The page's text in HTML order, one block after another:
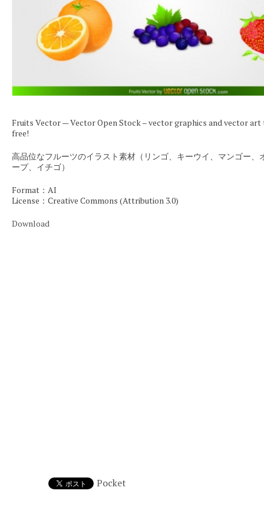
Fruits Vector — Vector Open Stock – vector graphics and vector
free!
高品位なフルーツのイラスト素材（リンゴ、キーウイ、マンゴー、
ープ、イチゴ）
Format：AI
License：Creative Commons (Attribution 3.0)
Download
Pocket